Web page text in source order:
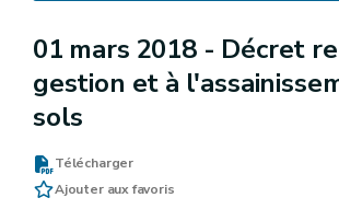
01 mars 2018 - Décret
gestion et à
sols
Télécharger
Ajouter aux favoris